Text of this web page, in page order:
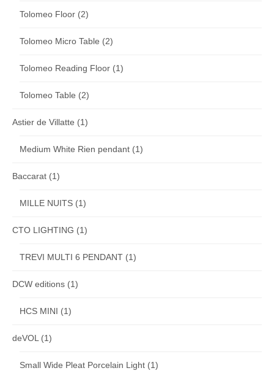
Tolomeo Floor (2)
Tolomeo Micro Table (2)
Tolomeo Reading Floor (1)
Tolomeo Table (2)
Astier de Villatte (1)
Medium White Rien pendant (1)
Baccarat (1)
MILLE NUITS (1)
CTO LIGHTING (1)
TREVI MULTI 6 PENDANT (1)
DCW editions (1)
HCS MINI (1)
deVOL (1)
Small Wide Pleat Porcelain Light (1)